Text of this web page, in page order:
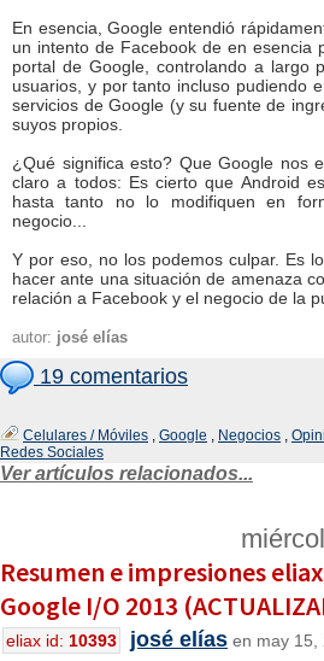
En esencia, Google entendió
un intento de Facebook de en esencia
portal de Google, controlando a largo
usuarios, y por tanto incluso pudiendo
servicios de Google (y su fuente de
suyos propios.
¿Qué significa esto? Que Google nos
claro a todos: Es cierto que Android
hasta tanto no lo modifiquen en
negocio...
Y por eso, no los podemos culpar. Es
hacer ante una situación de amenaza
relación a Facebook y el negocio de la
autor: josé elías
19 comentarios
Celulares / Móviles , Google , Negocios ,
Redes Sociales
Ver artículos relacionados...
Resumen e impresiones
Google I/O 2013
eliax id: 10393 josé elías en may 15,